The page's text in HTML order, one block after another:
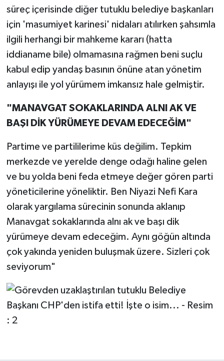
süreç içerisinde diğer tutuklu belediye başkanları
için 'masumiyet karinesi' nidaları atılırken şahsımla
ilgili herhangi bir mahkeme kararı (hatta
iddianame bile) olmamasına rağmen beni suçlu
kabul edip yandaş basının önüne atan yönetim
anlayışı ile yol yürümem imkansız hale gelmiştir.
"MANAVGAT SOKAKLARINDA ALNI AK VE
BAŞI DİK YÜRÜMEYE DEVAM EDECEĞİM"
Partime ve partililerime küs değilim. Tepkim
merkezde ve yerelde denge odağı haline gelen
ve bu yolda beni feda etmeye değer gören parti
yöneticilerine yöneliktir. Ben Niyazi Nefi Kara
olarak yargılama sürecinin sonunda aklanıp
Manavgat sokaklarında alnı ak ve başı dik
yürümeye devam edeceğim. Aynı göğün altında
çok yakında yeniden buluşmak üzere. Sizleri çok
seviyorum"